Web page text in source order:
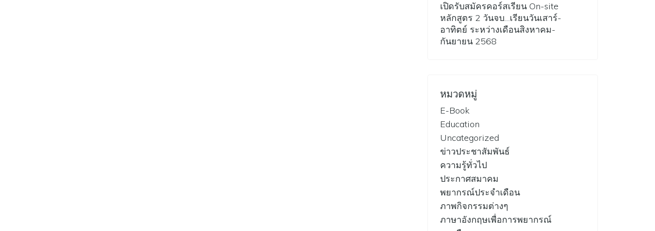
เปิดรับสมัครคอร์สเรียน On-site
หลักสูตร 2 วันจบ…เรียนวันเสาร์-
อาทิตย์ ระหว่างเดือนสิงหาคม-
กันยายน 2568
หมวดหมู่
E-Book
Education
Uncategorized
ข่าวประชาสัมพันธ์
ความรู้ทั่วไป
ประกาศสมาคม
พยากรณ์ประจำเดือน
ภาพกิจกรรมต่างๆ
ภาษาอังกฤษเพื่อการพยากรณ์